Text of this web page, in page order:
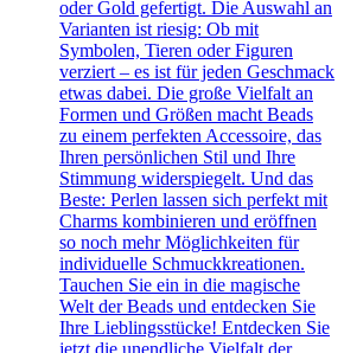
oder Gold gefertigt. Die Auswahl an
Varianten ist riesig: Ob mit
Symbolen, Tieren oder Figuren
verziert – es ist für jeden Geschmack
etwas dabei. Die große Vielfalt an
Formen und Größen macht Beads
zu einem perfekten Accessoire, das
Ihren persönlichen Stil und Ihre
Stimmung widerspiegelt. Und das
Beste: Perlen lassen sich perfekt mit
Charms kombinieren und eröffnen
so noch mehr Möglichkeiten für
individuelle Schmuckkreationen.
Tauchen Sie ein in die magische
Welt der Beads und entdecken Sie
Ihre Lieblingsstücke! Entdecken Sie
jetzt die unendliche Vielfalt der